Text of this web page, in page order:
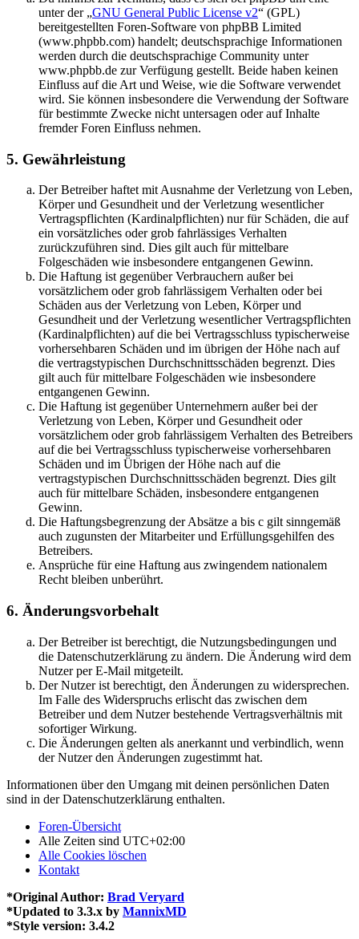
unter der „GNU General Public License v2“ (GPL)
bereitgestellten Foren-Software von phpBB Limited
(www.phpbb.com) handelt; deutschsprachige Informationen
werden durch die deutschsprachige Community unter
www.phpbb.de zur Verfügung gestellt. Beide haben keinen
Einfluss auf die Art und Weise, wie die Software verwendet
wird. Sie können insbesondere die Verwendung der Software
für bestimmte Zwecke nicht untersagen oder auf Inhalte
fremder Foren Einfluss nehmen.
5. Gewährleistung
Der Betreiber haftet mit Ausnahme der Verletzung von Leben,
Körper und Gesundheit und der Verletzung wesentlicher
Vertragspflichten (Kardinalpflichten) nur für Schäden, die auf
ein vorsätzliches oder grob fahrlässiges Verhalten
zurückzuführen sind. Dies gilt auch für mittelbare
Folgeschäden wie insbesondere entgangenen Gewinn.
Die Haftung ist gegenüber Verbrauchern außer bei
vorsätzlichem oder grob fahrlässigem Verhalten oder bei
Schäden aus der Verletzung von Leben, Körper und
Gesundheit und der Verletzung wesentlicher Vertragspflichten
(Kardinalpflichten) auf die bei Vertragsschluss typischerweise
vorhersehbaren Schäden und im übrigen der Höhe nach auf
die vertragstypischen Durchschnittsschäden begrenzt. Dies
gilt auch für mittelbare Folgeschäden wie insbesondere
entgangenen Gewinn.
Die Haftung ist gegenüber Unternehmern außer bei der
Verletzung von Leben, Körper und Gesundheit oder
vorsätzlichem oder grob fahrlässigem Verhalten des Betreibers
auf die bei Vertragsschluss typischerweise vorhersehbaren
Schäden und im Übrigen der Höhe nach auf die
vertragstypischen Durchschnittsschäden begrenzt. Dies gilt
auch für mittelbare Schäden, insbesondere entgangenen
Gewinn.
Die Haftungsbegrenzung der Absätze a bis c gilt sinngemäß
auch zugunsten der Mitarbeiter und Erfüllungsgehilfen des
Betreibers.
Ansprüche für eine Haftung aus zwingendem nationalem
Recht bleiben unberührt.
6. Änderungsvorbehalt
Der Betreiber ist berechtigt, die Nutzungsbedingungen und
die Datenschutzerklärung zu ändern. Die Änderung wird dem
Nutzer per E-Mail mitgeteilt.
Der Nutzer ist berechtigt, den Änderungen zu widersprechen.
Im Falle des Widerspruchs erlischt das zwischen dem
Betreiber und dem Nutzer bestehende Vertragsverhältnis mit
sofortiger Wirkung.
Die Änderungen gelten als anerkannt und verbindlich, wenn
der Nutzer den Änderungen zugestimmt hat.
Informationen über den Umgang mit deinen persönlichen Daten
sind in der Datenschutzerklärung enthalten.
Foren-Übersicht
Alle Zeiten sind UTC+02:00
Alle Cookies löschen
Kontakt
*Original Author: Brad Veryard
*Updated to 3.3.x by MannixMD
*Style version: 3.4.2